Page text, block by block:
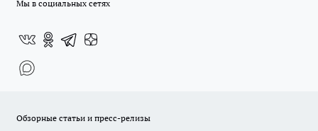
Мы в социальных сетях
Обзорные статьи и пресс-релизы